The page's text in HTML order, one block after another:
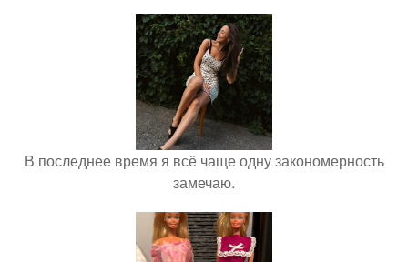
В последнее время я всё чаще одну закономерность
замечаю.